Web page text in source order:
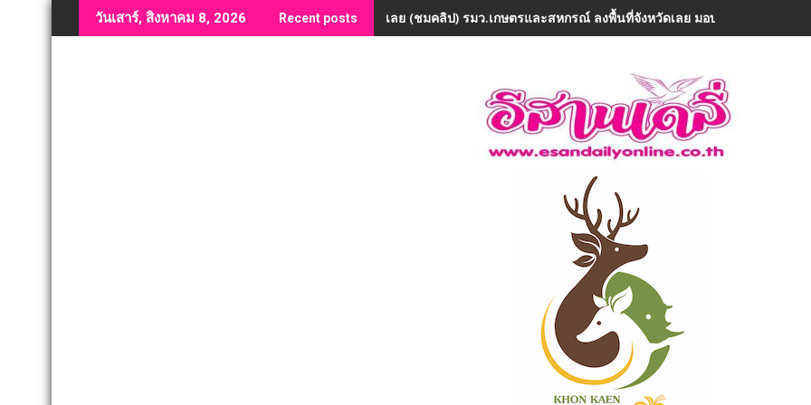
to
วันเสาร์, สิงหาคม 8, 2026 Recent posts เลย (ชมคลิป) รมว.เกษตรและสหกรณ์ ลงพื้นที่จังหวัดเลย มอบ 5 ข้อสั่งการ ยก